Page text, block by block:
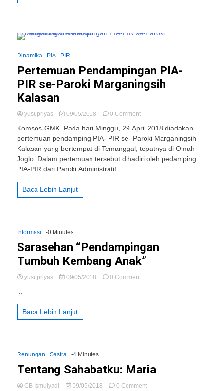
Dinamika
PIA PIR
Pertemuan Pendampingan PIA-
PIR se-Paroki Marganingsih
Kalasan
yusupriyas 09/05/2018 0 Commenton
Pendampingan
PIA-
PIR
se-
Komsos-GMK. Pada hari Minggu, 29 April 2018 diadakan
pertemuan pendamping PIA- PIR se- Paroki Marganingsih
Kalasan yang bertempat di Temanggal, tepatnya di Omah
Joglo. Dalam pertemuan tersebut dihadiri oleh pedamping
PIA-PIR dari Paroki Administratif...
Baca Lebih Lanjut
Informasi -0 Minutes
Sarasehan “Pendampingan
Tumbuh Kembang Anak”
yusupriyas 09/05/2018 0 Commenton
Baca Lebih Lanjut
Renungan Sastra -4 Minutes
Tentang Sahabatku: Maria
CB Ismulyadi 09/05/2018 0 Commenton